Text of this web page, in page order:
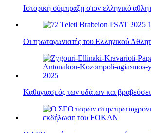
Ιστορική σύμπραξη στον ελληνικό
Οι πρωταγωνιστές του Ελληνικού
Καθαγιασμός των υδάτων και